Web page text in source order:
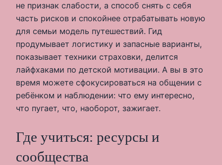
не признак слабости, а способ снять с себя
часть рисков и спокойнее отрабатывать новую
для семьи модель путешествий. Гид
продумывает логистику и запасные варианты,
показывает техники страховки, делится
лайфхаками по детской мотивации. А вы в это
время можете сфокусироваться на общении с
ребёнком и наблюдении: что ему интересно,
что пугает, что, наоборот, зажигает.
Где учиться: ресурсы и
сообщества